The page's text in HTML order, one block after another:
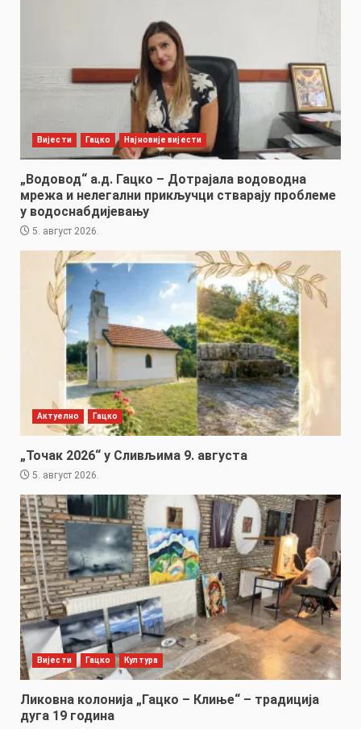
Вијести Гацко Најновије вијести
„Водовод“ а.д. Гацко – Дотрајала водоводна
мрежа и нелегални прикључци стварају проблеме
у водоснабдијевању
5. август 2026.
Актуелно Гацко
„Точак 2026“ у Сливљима 9. августа
5. август 2026.
Вијести Гацко Култура
Ликовна колонија „Гацко – Клиње“ – традиција
дуга 19 година